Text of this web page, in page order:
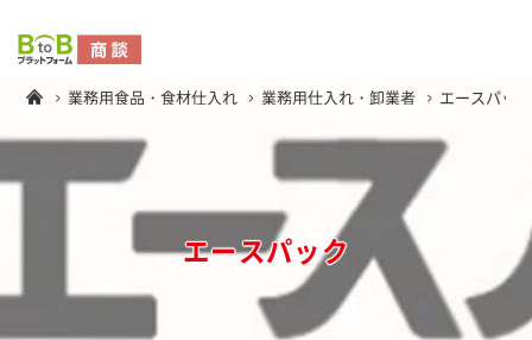
業務用食品・食材仕入れ 業務用仕入れ・卸業者 エースパック
エースパック